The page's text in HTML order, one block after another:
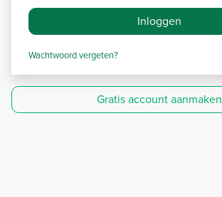
Inloggen
Wachtwoord vergeten?
Gratis account aanmaken